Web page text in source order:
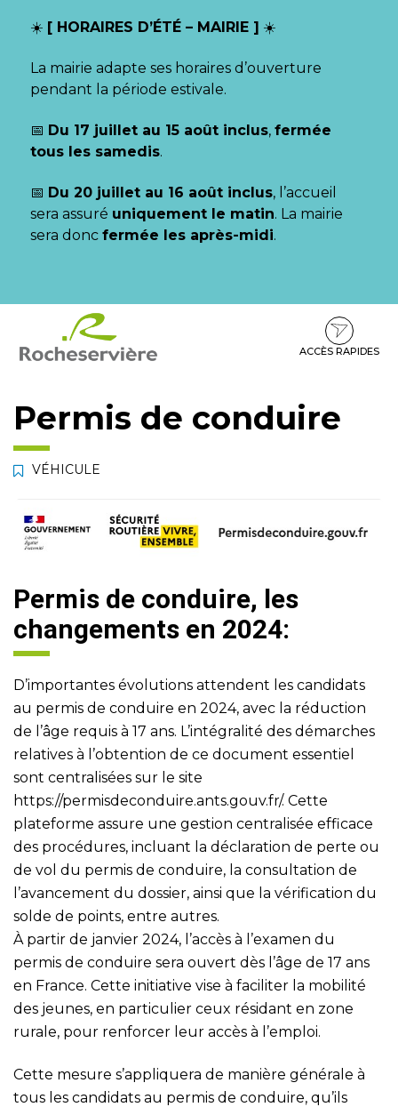
☀️ [ HORAIRES D’ÉTÉ – MAIRIE ] ☀️
La mairie adapte ses horaires d’ouverture
pendant la période estivale.
📅 Du 17 juillet au 15 août inclus, fermée
tous les samedis.
📅 Du 20 juillet au 16 août inclus, l’accueil
sera assuré uniquement le matin. La mairie
sera donc fermée les après-midi.
contenu
pied
ACCÈS RAPIDES
Permis de conduire
VÉHICULE
Permis de conduire, les
changements en 2024:
D’importantes évolutions attendent les candidats
au permis de conduire en 2024, avec la réduction
de l’âge requis à 17 ans. L’intégralité des démarches
relatives à l’obtention de ce document essentiel
sont centralisées sur le site
https://permisdeconduire.ants.gouv.fr/. Cette
plateforme assure une gestion centralisée efficace
des procédures, incluant la déclaration de perte ou
de vol du permis de conduire, la consultation de
l’avancement du dossier, ainsi que la vérification du
solde de points, entre autres.
À partir de janvier 2024, l’accès à l’examen du
permis de conduire sera ouvert dès l’âge de 17 ans
en France. Cette initiative vise à faciliter la mobilité
des jeunes, en particulier ceux résidant en zone
rurale, pour renforcer leur accès à l’emploi.
Cette mesure s’appliquera de manière générale à
tous les candidats au permis de conduire, qu’ils